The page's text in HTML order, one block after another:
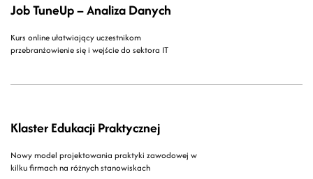
Job TuneUp – Analiza Danych
Kurs online ułatwiający uczestnikom
przebranżowienie się i wejście do sektora IT
Klaster Edukacji Praktycznej
Nowy model projektowania praktyki zawodowej w
kilku firmach na różnych stanowiskach